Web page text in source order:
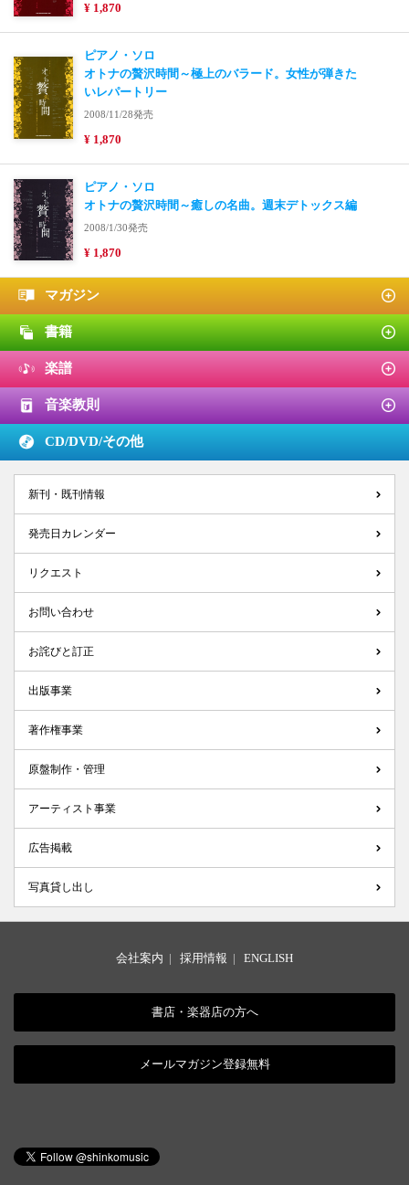
¥ 1,870
ピアノ・ソロ
オトナの贅沢時間～極上のバラード。女性が弾きた
いレパートリー
2008/11/28発売
¥ 1,870
ピアノ・ソロ
オトナの贅沢時間～癒しの名曲。週末デトックス編
2008/1/30発売
¥ 1,870
マガジン
書籍
楽譜
音楽教則
CD/DVD/その他
新刊・既刊情報
発売日カレンダー
リクエスト
お問い合わせ
お詫びと訂正
出版事業
著作権事業
原盤制作・管理
アーティスト事業
広告掲載
写真貸し出し
会社案内 | 採用情報 | ENGLISH
書店・楽器店の方へ
メールマガジン登録無料